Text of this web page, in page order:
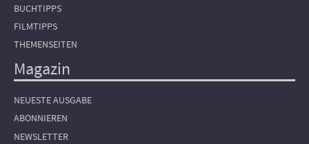
BUCHTIPPS
FILMTIPPS
THEMENSEITEN
Magazin
NEUESTE AUSGABE
ABONNIEREN
NEWSLETTER